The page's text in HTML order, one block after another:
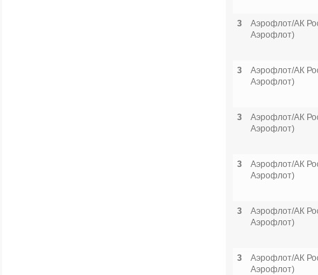
3
Аэрофлот/АК
Аэрофлот)
3
Аэрофлот/АК
Аэрофлот)
3
Аэрофлот/АК
Аэрофлот)
3
Аэрофлот/АК
Аэрофлот)
3
Аэрофлот/АК
Аэрофлот)
3
Аэрофлот/АК
Аэрофлот)